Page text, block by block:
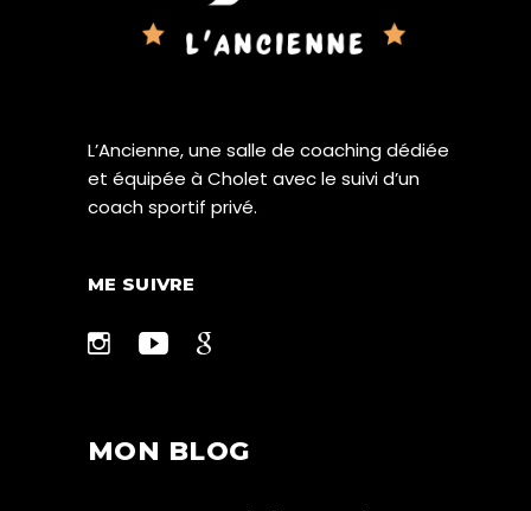
L’Ancienne, une salle de coaching dédiée
et équipée à Cholet avec le suivi d’un
coach sportif privé.
ME SUIVRE
MON BLOG